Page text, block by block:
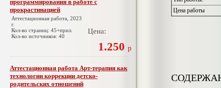
программирования в работе с
прокрастинацией
Аттестационная работа, 2023
г.
Кол-во страниц: 45+прил.
Кол-во источников: 40
Цена:
1.250 р
Аттестационная работа Арт-терапия как
технологии коррекции детско-
родительских отношений
Цена работы